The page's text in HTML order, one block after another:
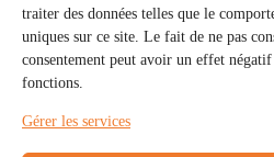
traiter des données telles que le
uniques sur ce site. Le fait de ne pas
consentement peut avoir un effet
fonctions.
Gérer les services